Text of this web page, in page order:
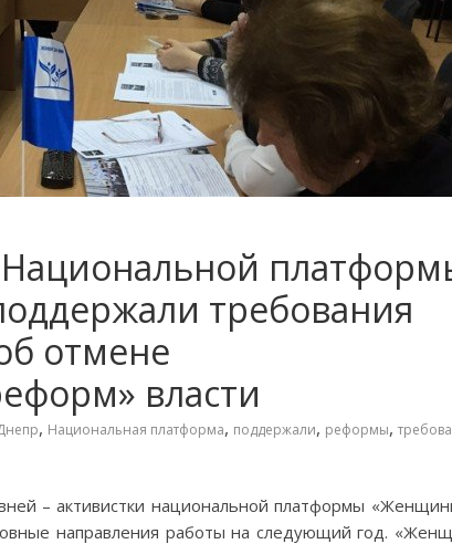
требования
отмене
власти
, Национальная платформа, поддержали, реформы,
– активистки национальной платформы
направления работы на следующий год.